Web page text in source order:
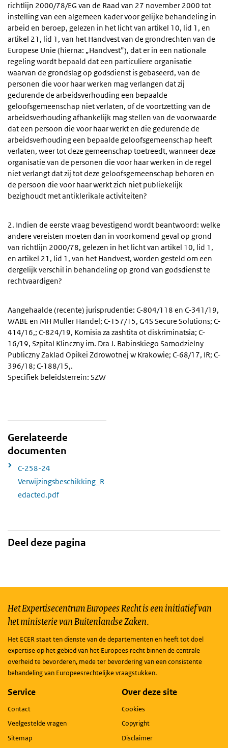
richtlijn 2000/78/EG van de Raad van 27 november 2000 tot
instelling van een algemeen kader voor gelijke behandeling in
arbeid en beroep, gelezen in het licht van artikel 10, lid 1, en
artikel 21, lid 1, van het Handvest van de grondrechten van de
Europese Unie (hierna: „Handvest”), dat er in een nationale
regeling wordt bepaald dat een particuliere organisatie
waarvan de grondslag op godsdienst is gebaseerd, van de
personen die voor haar werken mag verlangen dat zij
gedurende de arbeidsverhouding een bepaalde
geloofsgemeenschap niet verlaten, of de voortzetting van de
arbeidsverhouding afhankelijk mag stellen van de voorwaarde
dat een persoon die voor haar werkt en die gedurende de
arbeidsverhouding een bepaalde geloofsgemeenschap heeft
verlaten, weer tot deze gemeenschap toetreedt, wanneer deze
organisatie van de personen die voor haar werken in de regel
niet verlangt dat zij tot deze geloofsgemeenschap behoren en
de persoon die voor haar werkt zich niet publiekelijk
bezighoudt met antiklerikale activiteiten?
2. Indien de eerste vraag bevestigend wordt beantwoord: welke
andere vereisten moeten dan in voorkomend geval op grond
van richtlijn 2000/78, gelezen in het licht van artikel 10, lid 1,
en artikel 21, lid 1, van het Handvest, worden gesteld om een
dergelijk verschil in behandeling op grond van godsdienst te
rechtvaardigen?
Aangehaalde (recente) jurisprudentie: C-804/118 en C-341/19,
WABE en MH Muller Handel; C-157/15, G4S Secure Solutions; C-
414/16,; C-824/19, Komisia za zashtita ot diskriminatsia; C-
16/19, Szpital Klinczny im. Dra J. Babinskiego Samodzielny
Publiczny Zaklad Opikei Zdrowotnej w Krakowie; C-68/17, IR; C-
396/18; C-188/15,.
Specifiek beleidsterrein: SZW
Gerelateerde
documenten
C-258-24
Verwijzingsbeschikking_R
edacted.pdf
Deel deze pagina
Het Expertisecentrum Europees Recht is een initiatief van
het ministerie van Buitenlandse Zaken.
Het ECER staat ten dienste van de departementen en heeft tot doel
expertise op het gebied van het Europees recht binnen de centrale
overheid te bevorderen, mede ter bevordering van een consistente
behandeling van Europeesrechtelijke vraagstukken.
Service
Contact
Veelgestelde vragen
Sitemap
Over deze site
Cookies
Copyright
Disclaimer